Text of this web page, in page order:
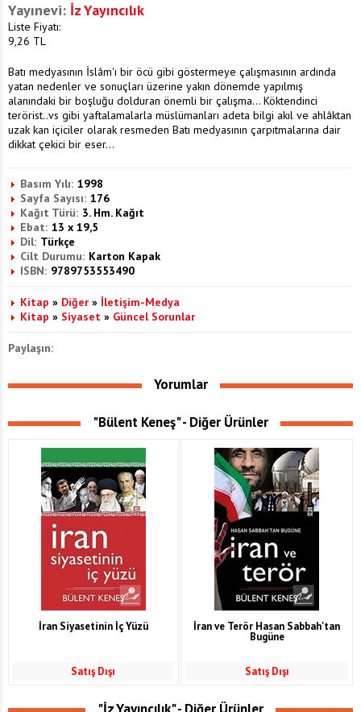
Yayınevi: İz Yayıncılık
Liste Fiyatı:
9,26 TL
Batı medyasının İslâm'ı bir öcü gibi göstermeye çalışmasının ardında
yatan nedenler ve sonuçları üzerine yakın dönemde yapılmış
alanındaki bir boşluğu dolduran önemli bir çalışma... Köktendinci
terörist..vs gibi yaftalamalarla müslümanları adeta bilgi akıl ve ahlâktan
uzak kan içiciler olarak resmeden Batı medyasının çarpıtmalarına dair
dikkat çekici bir eser...
Basım Yılı: 1998
Sayfa Sayısı: 176
Kağıt Türü: 3. Hm. Kağıt
Ebat: 13 x 19,5
Dil: Türkçe
Cilt Durumu: Karton Kapak
ISBN: 9789753553490
Kitap » Diğer » İletişim-Medya
Kitap » Siyaset » Güncel Sorunlar
Paylaşın:
Yorumlar
"Bülent Keneş" - Diğer Ürünler
İran Siyasetinin İç Yüzü
Satış Dışı
İran ve Terör Hasan Sabbah'tan
Bugüne
Satış Dışı